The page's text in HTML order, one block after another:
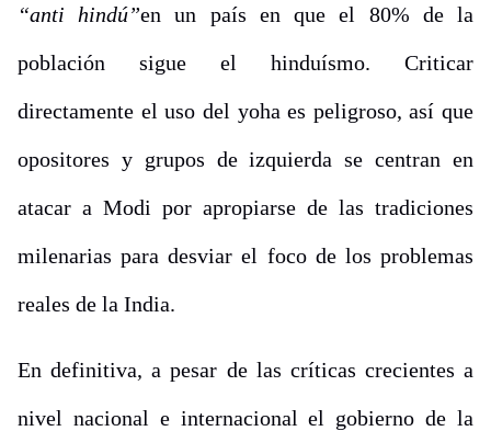
“anti hindú”en un país en que el 80% de la
población sigue el hinduísmo. Criticar
directamente el uso del yoha es peligroso, así que
opositores y grupos de izquierda se centran en
atacar a Modi por apropiarse de las tradiciones
milenarias para desviar el foco de los problemas
reales de la India.
En definitiva, a pesar de las críticas crecientes a
nivel nacional e internacional el gobierno de la